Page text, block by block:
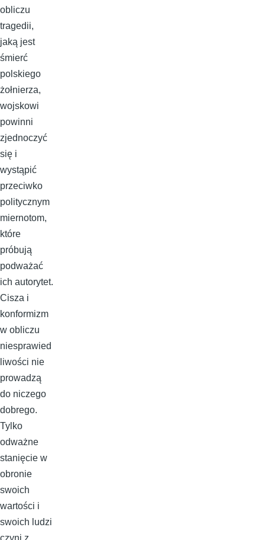
obliczu
tragedii,
jaką jest
śmierć
polskiego
żołnierza,
wojskowi
powinni
zjednoczyć
się i
wystąpić
przeciwko
politycznym
miernotom,
które
próbują
podważać
ich autorytet.
Cisza i
konformizm
w obliczu
niesprawied
liwości nie
prowadzą
do niczego
dobrego.
Tylko
odważne
stanięcie w
obronie
swoich
wartości i
swoich ludzi